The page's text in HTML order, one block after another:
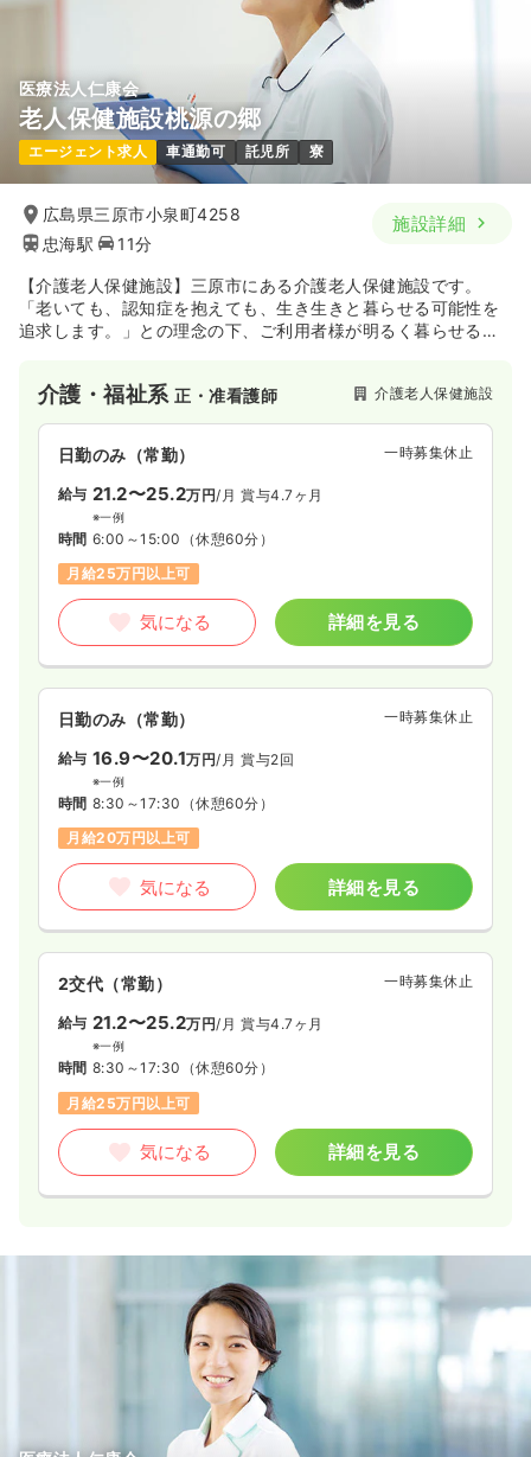
詳細を見る
医療法人仁康会
老人保健施設桃源の郷
エージェント求人 車通勤可 託児所 寮
広島県三原市小泉町4258
忠海駅
11分
施設詳細
【介護老人保健施設】三原市にある介護老人保健施設です。
「老いても、認知症を抱えても、生き生きと暮らせる可能性を
追求します。」との理念の下、ご利用者様が明るく暮らせるよ
齢者福祉に貢献しています。
介護・福祉系正・准看護師 介護老人保健施設
日勤のみ（常勤） 一時募集休止
給与 21.2〜25.2万円/月 賞与4.7ヶ月
※一例
時間 6:00～15:00 （休憩60分）
月給25万円以上可
気になる 詳細を見る
日勤のみ（常勤） 一時募集休止
給与 16.9〜20.1万円/月 賞与2回
※一例
時間 8:30～17:30 （休憩60分）
月給20万円以上可
気になる 詳細を見る
2交代（常勤） 一時募集休止
給与 21.2〜25.2万円/月 賞与4.7ヶ月
※一例
時間 8:30～17:30 （休憩60分）
月給25万円以上可
気になる 詳細を見る